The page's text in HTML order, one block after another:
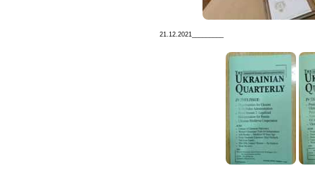
21.12.2021_________